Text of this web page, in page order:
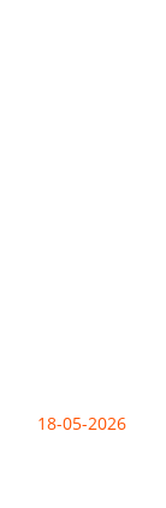
18-05-2026